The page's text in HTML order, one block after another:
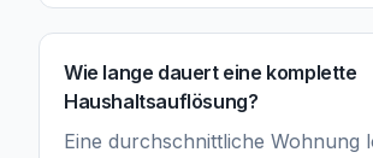
Wie lange dauert eine komplette
Haushaltsauflösung?
Eine durchschnittliche Wohnung